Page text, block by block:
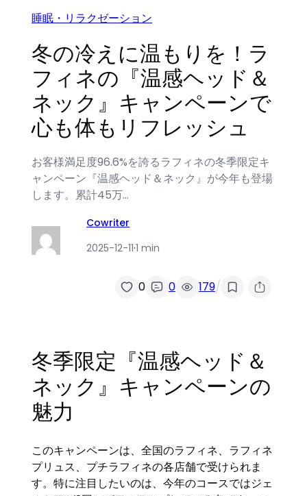
睡眠・リラクゼーション
冬の冷えに温もりを！ラ
フィネの『温感ヘッド＆
ネック』キャンペーンで
心も体もリフレッシュ
お客様満足度96.6%を誇るラフィネの冬季限定キ
ャンペーン『温感ヘッド＆ネック』が今年も登場
します。累計45万…
Cowriter
2025-12-11·1 min
0 0 179/
冬季限定『温感ヘッド＆
ネック』キャンペーンの
魅力
このキャンペーンは、全国のラフィネ、ラフィネ
プリュス、プチラフィネの各店舗で受けられま
す。特に注目したいのは、今年のコースではジェ